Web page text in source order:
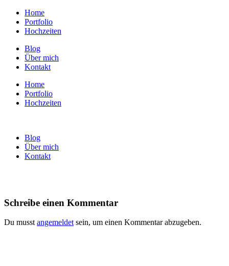
Home
Portfolio
Hochzeiten
Blog
Über mich
Kontakt
Home
Portfolio
Hochzeiten
Blog
Über mich
Kontakt
Schreibe einen Kommentar
Du musstangemeldetsein, um einen Kommentar abzugeben.